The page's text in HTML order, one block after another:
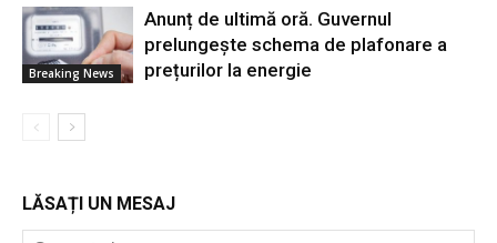
Breaking News
Anunț de ultimă oră. Guvernul
prelungește schema de plafonare a
prețurilor la energie
LĂSAȚI UN MESAJ